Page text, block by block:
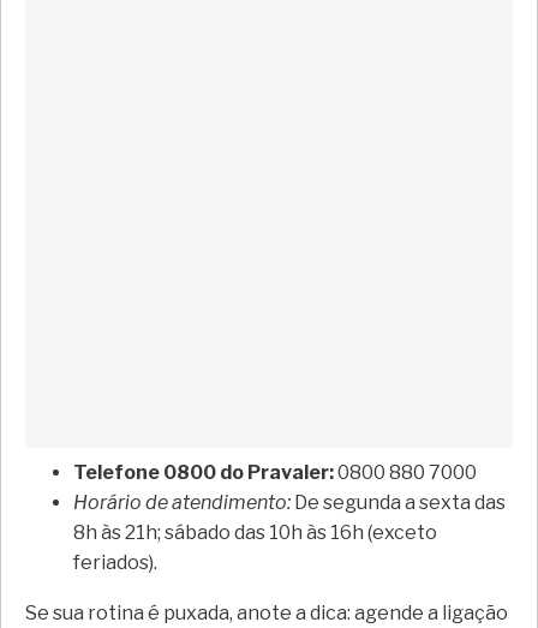
Telefone 0800 do Pravaler:0800 880 7000
Horário de atendimento: De segunda a sexta das
8h às 21h; sábado das 10h às 16h (exceto
feriados).
Se sua rotina é puxada, anote a dica: agende a ligação